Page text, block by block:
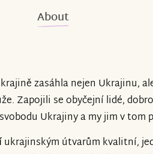
About
zasáhla nejen Ukrajinu,
Zapojili se obyčejní lidé,
Ukrajiny a my jim v tom
ukrajinským útvarům kvalitní,